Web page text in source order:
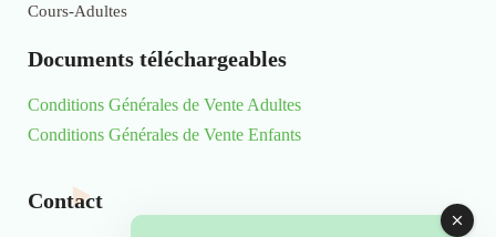
Cours-Adultes
Documents téléchargeables
Conditions Générales de Vente Adultes
Conditions Générales de Vente Enfants
Contact